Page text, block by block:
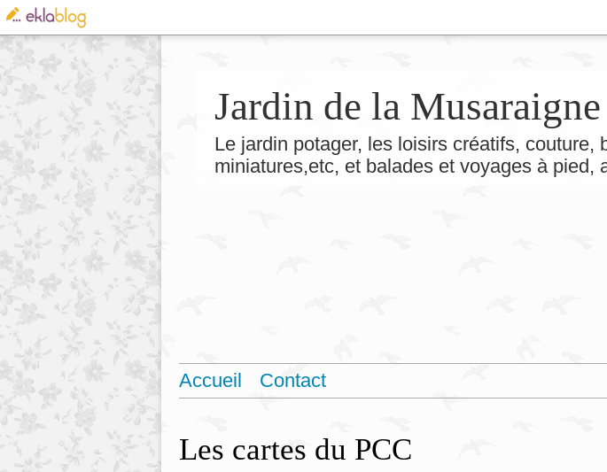
Jardin de la Musaraigne
Le jardin potager, les loisirs créatifs, couture,
miniatures,etc, et balades et voyages à pied,
Accueil Contact
Les cartes du PCC